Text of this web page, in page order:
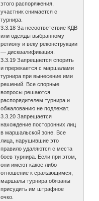
этого распоряжения,
участник снимается с
турнира.
3.3.18 За несоответствие КДВ
или одежды выбранному
региону и веку реконструкции
— дисквалификация.
3.3.19 Запрещается спорить
и пререкается с маршалами
турнира при вынесение ими
решений. Все спорные
вопросы решаются
распорядителем турнира и
обжалованию не подлежат.
3.3.20 Запрещается
нахождение посторонних лиц
в маршальской зоне. Все
лица, нарушившие это
правило удаляются с места
боев турнира. Если при этом,
они имеют какое либо
отношение к сражающимся,
маршалы турнира обязаны
присудить им штрафное
очко.